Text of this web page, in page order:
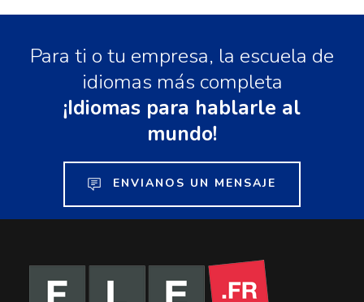
Para ti o tu empresa, la escuela de
idiomas más completa
¡Idiomas para hablarle al
mundo!
ENVIANOS UN MENSAJE